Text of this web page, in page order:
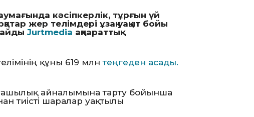
кәсіпкерлік, тұрғын үй
жер телімдері ұзақ уақыт бойы
Jurtmedia ақпараттық-
құны 619 млнтеңгеден асады.
айналымына тарту бойынша
тиісті шаралар уақтылы